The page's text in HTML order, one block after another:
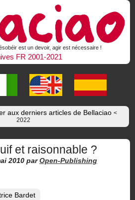
est un devoir, agir est nécessaire !
FR 2001-2021
aux derniers articles de Bellaciao <
2022
et raisonnable ?
2010 par Open-Publishing
Bardet